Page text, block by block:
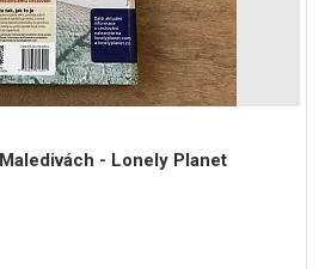
- Lonely Planet